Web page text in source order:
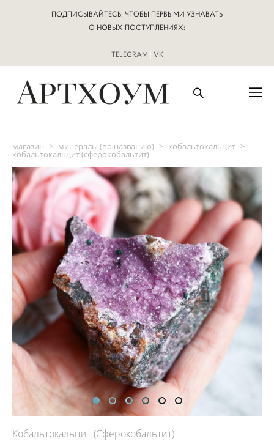
ПОДПИСЫВАЙТЕСЬ, ЧТОБЫ ПЕРВЫМИ УЗНАВАТЬ
О НОВЫХ ПОСТУПЛЕНИЯХ:
TELEGRAM | VK
магазин > минералы (по названию) > кобальтокальцит >
кобальтокальцит (сферокобальтит)
Кобальтокальцит (Сферокобальтит)